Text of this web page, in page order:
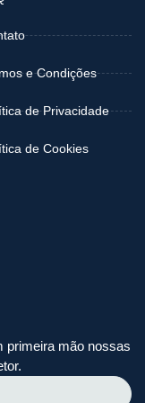
e Condições
de Privacidade
de Cookies
primeira mão nossas